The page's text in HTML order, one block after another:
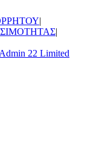
|
|
22 Limited